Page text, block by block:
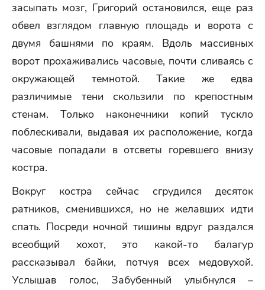
засыпать мозг, Григорий остановился, еще раз
обвел взглядом главную площадь и ворота с
двумя башнями по краям. Вдоль массивных
ворот прохаживались часовые, почти сливаясь с
окружающей темнотой. Такие же едва
различимые тени скользили по крепостным
стенам. Только наконечники копий тускло
поблескивали, выдавая их расположение, когда
часовые попадали в отсветы горевшего внизу
костра.
Вокруг костра сейчас сгрудился десяток
ратников, сменившихся, но не желавших идти
спать. Посреди ночной тишины вдруг раздался
всеобщий хохот, это какой-то балагур
рассказывал байки, потчуя всех медовухой.
Услышав голос, Забубенный улыбнулся –